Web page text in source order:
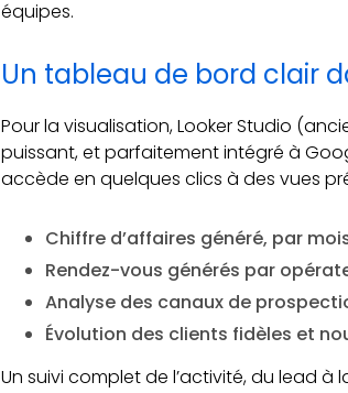
équipes.
Un tableau de bord clair
Pour la visualisation, Looker Studio
puissant, et parfaitement intégré à
accède en quelques clics à des vues
Chiffre d’affaires généré, par
Rendez-vous générés par
Analyse des canaux de
Évolution des clients fidèles et
Un suivi complet de l’activité, du lead